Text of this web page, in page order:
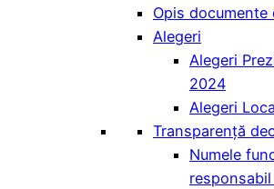
Opis
Alegeri
Alegeri
2024
Alegeri
Transparență
Numele